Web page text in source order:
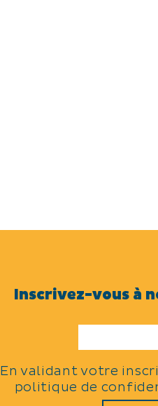
Inscrivez-vous à
En validant votre
politique de